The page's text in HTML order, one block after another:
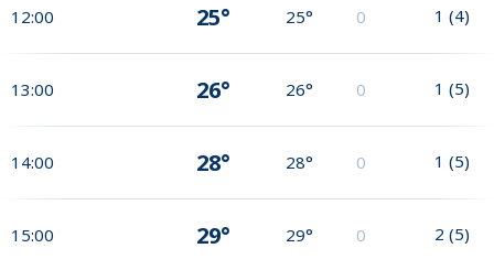
12:00 25° 25° 0 1 (4)
13:00 26° 26° 0 1 (5)
14:00 28° 28° 0 1 (5)
15:00 29° 29° 0 2 (5)